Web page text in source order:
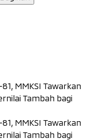
MMKSI Tawarkan
Tambah bagi
MMKSI Tawarkan
Tambah bagi